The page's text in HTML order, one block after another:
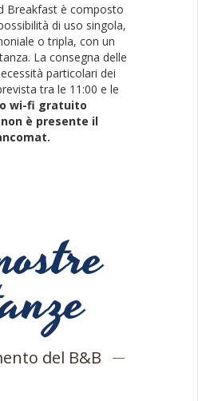
Breakfast è composto
di uso singola,
o tripla, con un
La consegna delle
particolari dei
tra le 11:00 e le
wi-fi gratuito
è presente il
del B&B